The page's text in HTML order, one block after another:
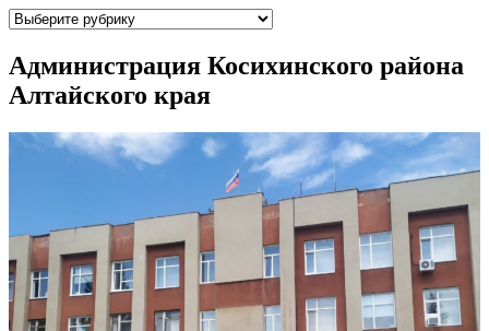
Рубрики
Администрация Косихинского района
Алтайского края